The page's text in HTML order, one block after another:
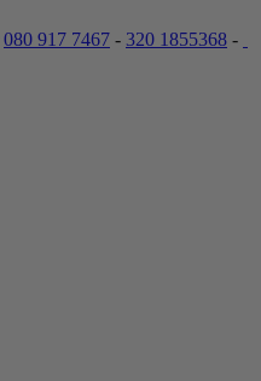
080 917 7467 - 320 1855368 -